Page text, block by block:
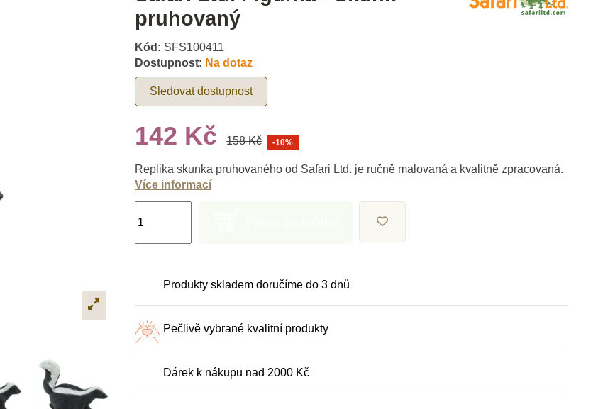
pruhovaný
Kód: SFS100411
Dostupnost: Na dotaz
Sledovat dostupnost
142 Kč 158 Kč -10%
Replika skunka pruhovaného od Safari Ltd. je ručně malovaná a kvalitně zpracovaná.
Více informací
Produkty skladem doručíme do 3 dnů
Pečlivě vybrané kvalitní produkty
Dárek k nákupu nad 2000 Kč